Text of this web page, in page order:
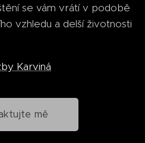
se vám vrátí v podobě
vzhledu a delší životnosti
Karviná
mě